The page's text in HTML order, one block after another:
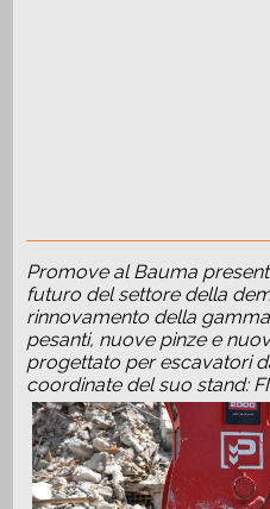
Promove al Bauma
futuro del settore della
rinnovamento della
pesanti, nuove pinze e
progettato per escavatori
coordinate del suo stand: